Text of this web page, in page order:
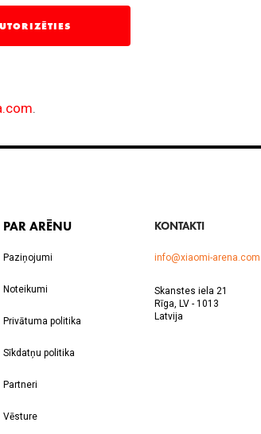
PAR ARĒNU
Paziņojumi
Noteikumi
Privātuma politika
Sīkdatņu politika
Partneri
Vēsture
KONTAKTI
info@xiaomi-arena.com
Skanstes iela 21
Rīga, LV - 1013
Latvija